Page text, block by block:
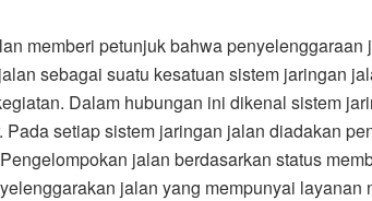
memberi petunjuk bahwa
sebagai suatu kesatuan sistem jaringan
Dalam hubungan ini dikenal sistem
setiap sistem jaringan jalan diadakan
jalan berdasarkan status
jalan yang mempunyai layanan